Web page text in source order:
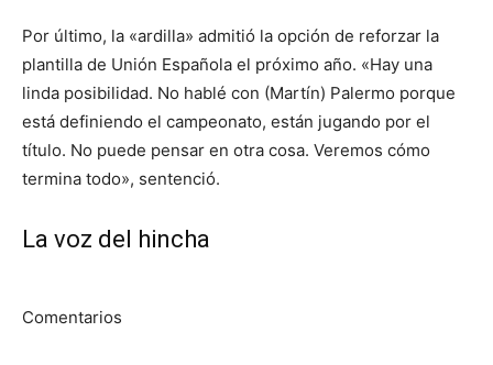
Por último, la «ardilla» admitió la opción de reforzar la
plantilla de Unión Española el próximo año. «Hay una
linda posibilidad. No hablé con (Martín) Palermo porque
está definiendo el campeonato, están jugando por el
título. No puede pensar en otra cosa. Veremos cómo
termina todo», sentenció.
La voz del hincha
Comentarios